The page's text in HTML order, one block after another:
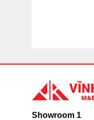
Showroom 1